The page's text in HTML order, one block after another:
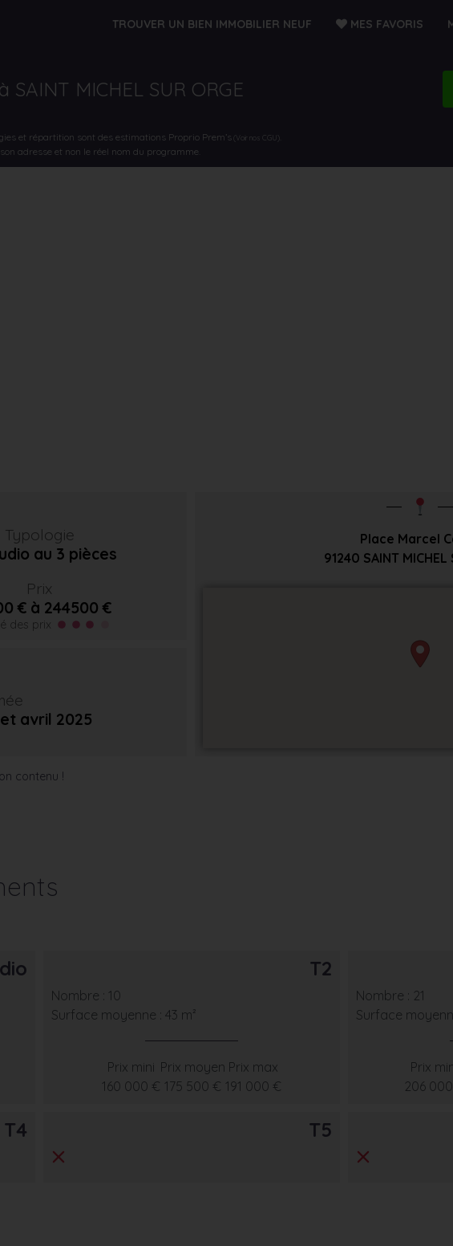
TROUVER UN BIEN IMMOBILIER NEUF MES FAVORIS
MICHEL SUR ORGE
et répartition sont des estimations Proprio Prem’s (Voir nos CGU)
adresse et non le réel nom du programme.
Typologie
au 3 pièces
Prix
€ à 244500 €
des prix
et avril 2025
Place Marcel
91240 SAINT MICHEL
contenu !
T2
Nombre : 10
Surface moyenne : 43 m²
Prix mini
160 000 €
Prix moyen
175 500 €
Prix max
191 000 €
Nombre : 21
Surface
Prix
206
T4 T5